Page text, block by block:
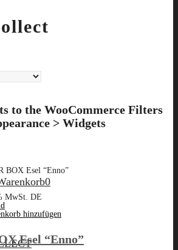
0
to the WooCommerce Filters
> Widgets
MwSt. DE
hinzufügen
Esel “Enno”